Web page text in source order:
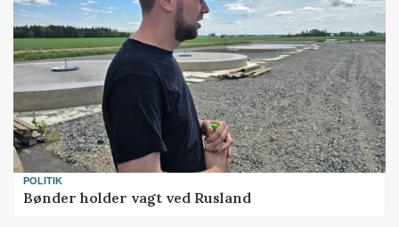
POLITIK
Bønder holder vagt ved Rusland